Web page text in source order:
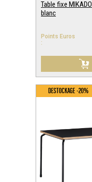
Table fixe
blanc
Points Euros
:
DESTOCKAGE -20%